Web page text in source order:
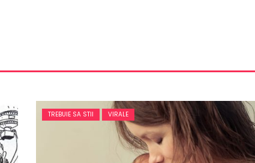
TREBUIE SA STII VIRALE